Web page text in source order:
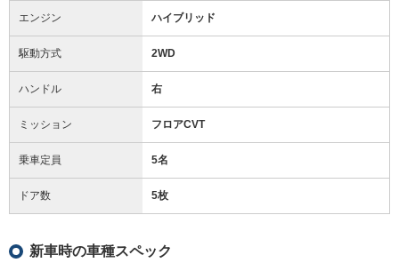
エンジン ハイブリッド
駆動方式 2WD
ハンドル 右
ミッション フロアCVT
乗車定員 5名
ドア数 5枚
新車時の車種スペック